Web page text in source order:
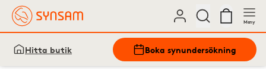
Meny
Hitta butik Boka synundersökning